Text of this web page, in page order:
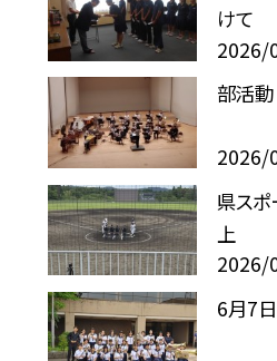
けて
2026/
部活
2026/
県スポ
上
2026/
6月7